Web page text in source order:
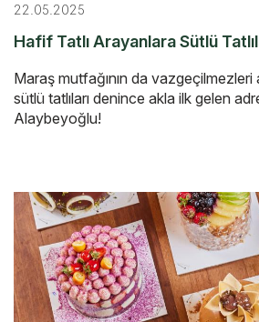
22.05.2025
Hafif Tatlı Arayanlara Sütlü
Maraş mutfağının da vazgeçilmezleri
sütlü tatlıları denince akla ilk gelen
Alaybeyoğlu!